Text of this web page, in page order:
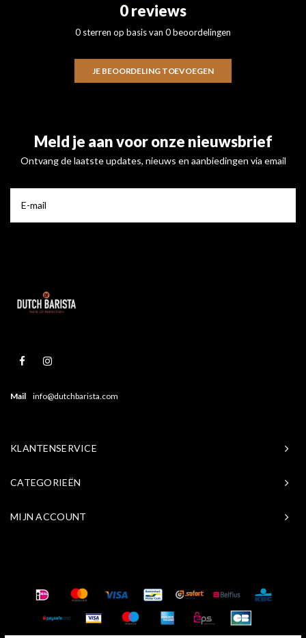
0 reviews
0 sterren op basis van 0 beoordelingen
JE BEOORDELING TOEVOEGEN
Meld je aan voor onze nieuwsbrief
Ontvang de laatste updates, nieuws en aanbiedingen via email
Mail info@dutchbarista.com
KLANTENSERVICE
CATEGORIEËN
MIJN ACCOUNT